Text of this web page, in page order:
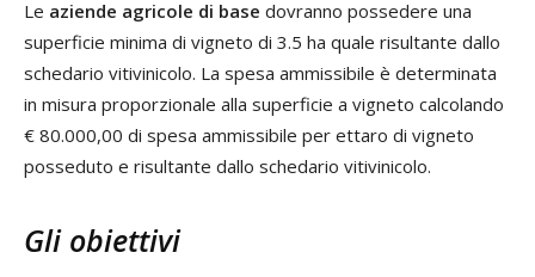
Le aziende agricole di base dovranno possedere una
superficie minima di vigneto di 3.5 ha quale risultante dallo
schedario vitivinicolo. La spesa ammissibile è determinata
in misura proporzionale alla superficie a vigneto calcolando
€ 80.000,00 di spesa ammissibile per ettaro di vigneto
posseduto e risultante dallo schedario vitivinicolo.
Gli obiettivi